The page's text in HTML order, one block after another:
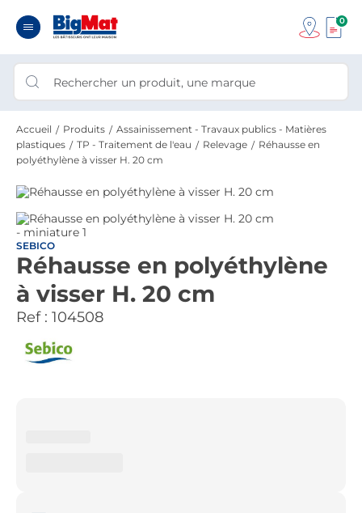
0
Accueil Produits
Assainissement - Travaux publics - Matières
plastiques
TP - Traitement de l'eau Relevage
Réhausse en
polyéthylène à visser H. 20 cm
SEBICO
Réhausse en polyéthylène
à visser H. 20 cm
Ref : 104508